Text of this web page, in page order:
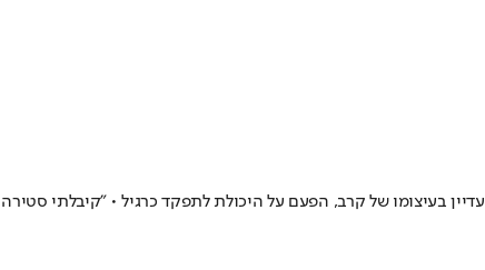
בעיצומו של קרב, הפעם על היכולת לתפקד כרגיל • "קיבלתי סטירה